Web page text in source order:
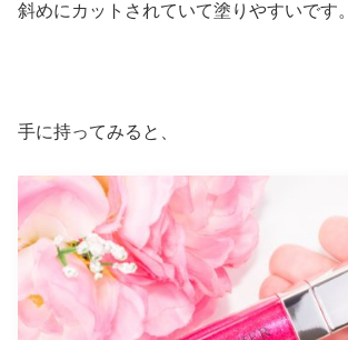
斜めにカットされていて塗りやすいです。
手に持ってみると、